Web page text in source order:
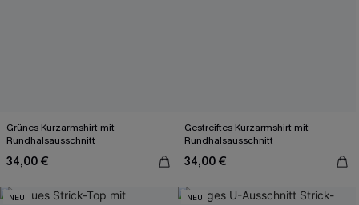
Grünes Kurzarmshirt mit
Rundhalsausschnitt
34,00 €
Gestreiftes Kurzarmshirt mit
Rundhalsausschnitt
34,00 €
NEU NEU